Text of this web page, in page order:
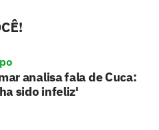
analisa fala de Cuca:
sido infeliz'